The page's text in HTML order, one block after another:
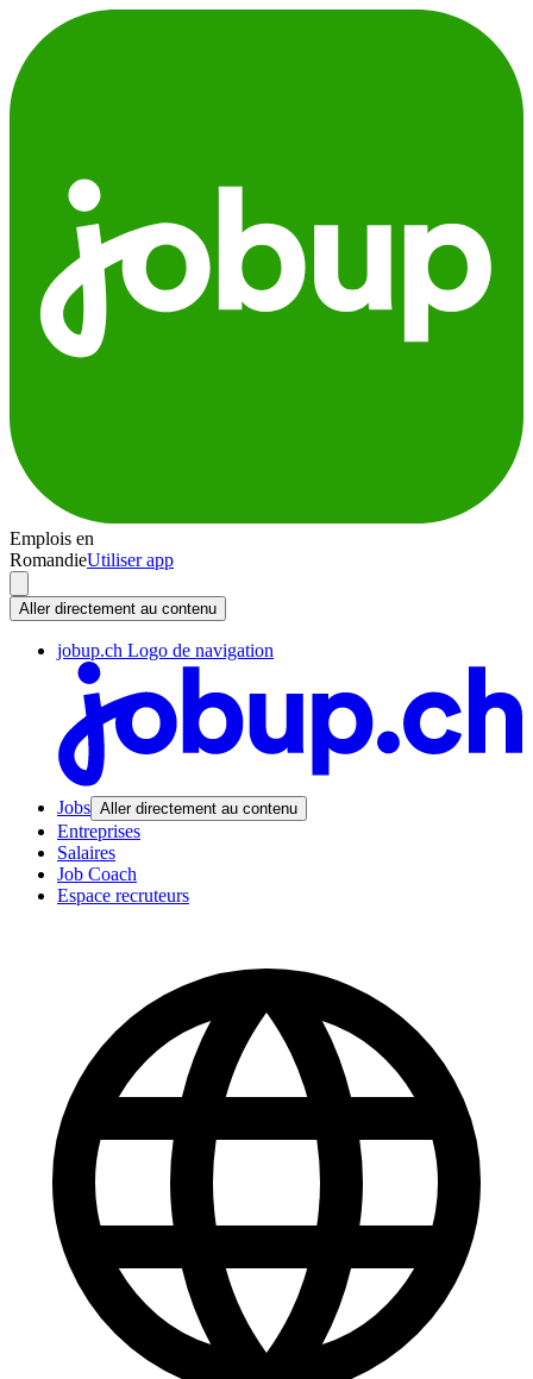
Emplois en
RomandieUtiliser app
Aller directement au contenu
jobup.ch Logo de navigation
Jobs Aller directement au contenu
Entreprises
Salaires
Job Coach
Espace recruteurs